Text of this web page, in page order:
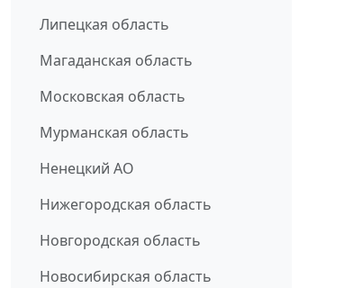
Липецкая область
Магаданская область
Московская область
Мурманская область
Ненецкий АО
Нижегородская область
Новгородская область
Новосибирская область